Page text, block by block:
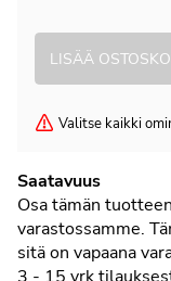
Valitse kaikki
Saatavuus
Osa tämän
varastossamme.
sitä on vapaana